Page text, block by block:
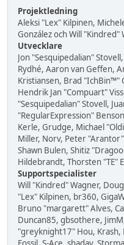
Projektledning
Aleksi "Lex" Kilpinen,
González och Will "Kindred"
Utvecklare
Jon "Sesquipedalian"
Rydhé, Aaron van Geffen,
Kristiansen, Brad "IchBin™"
Hendrik Jan "Compuart"
"Sesquipedalian" Stovell,
"RegularExpression"
Kerle, Grudge, Michael
Miller, Norv, Peter "Arantor"
Shawn Bulen, Shitiz
Hildebrandt, Thorsten "TE"
Supportspecialister
Will "Kindred" Wagner,
"Lex" Kilpinen, br360,
Bruno "margarett" Alves,
Duncan85, gbsothere,
"greyknight17" Hou, Krash,